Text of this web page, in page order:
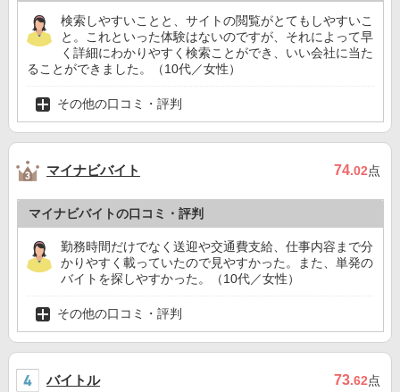
検索しやすいことと、サイトの閲覧がとてもしやすいこ
と。これといった体験はないのですが、それによって早
く詳細にわかりやすく検索ことができ、いい会社に当た
ることができました。（10代／女性）
その他の口コミ・評判
マイナビバイト 74.02点
マイナビバイトの口コミ・評判
勤務時間だけでなく送迎や交通費支給、仕事内容まで分
かりやすく載っていたので見やすかった。また、単発の
バイトを探しやすかった。（10代／女性）
その他の口コミ・評判
バイトル 73.62点